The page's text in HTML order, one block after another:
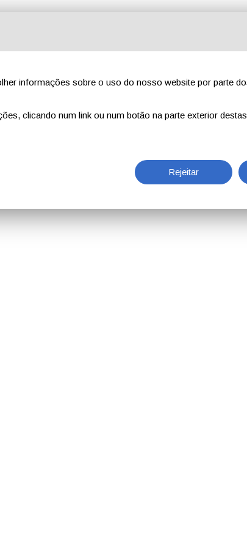
informações sobre o uso do nosso website por parte
clicando num link ou num botão na parte exterior
Rejeitar